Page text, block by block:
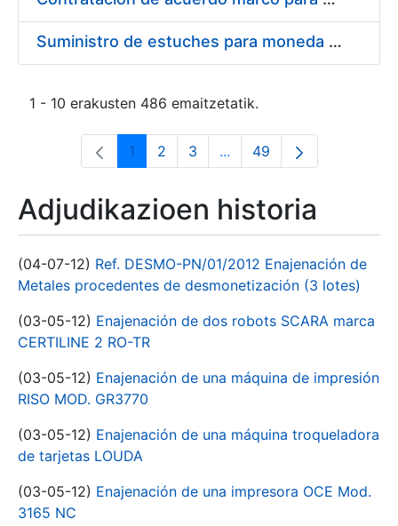
Suministro de estuches para moneda de 30 €
1 - 10 erakusten 486 emaitzetatik.
Orrialdea
1 Orrialdea
2 Orrialdea
3 ...Intermediate Pages Use
Orrialdea
49
Adjudikazioen historia
(04-07-12) Ref. DESMO-PN/01/2012 Enajenación de
Metales procedentes de desmonetización (3 lotes)
(03-05-12) Enajenación de dos robots SCARA marca
CERTILINE 2 RO-TR
(03-05-12) Enajenación de una máquina de impresión
RISO MOD. GR3770
(03-05-12) Enajenación de una máquina troqueladora
de tarjetas LOUDA
(03-05-12) Enajenación de una impresora OCE Mod.
3165 NC